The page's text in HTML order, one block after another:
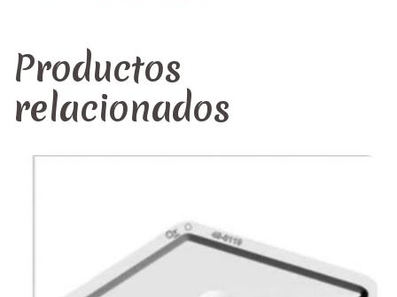
Productos
relacionados